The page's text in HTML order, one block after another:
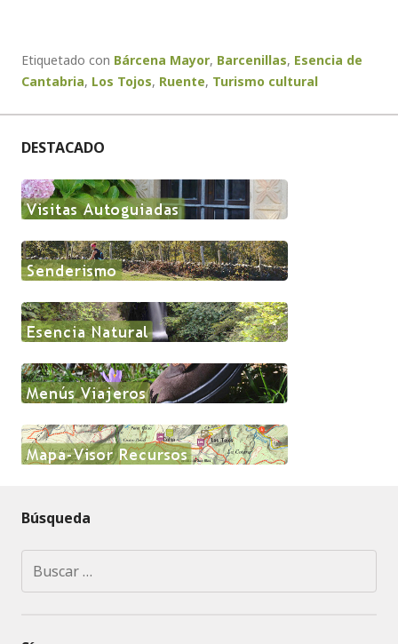
Etiquetado con Bárcena Mayor, Barcenillas, Esencia de
Cantabria, Los Tojos, Ruente, Turismo cultural
DESTACADO
Búsqueda